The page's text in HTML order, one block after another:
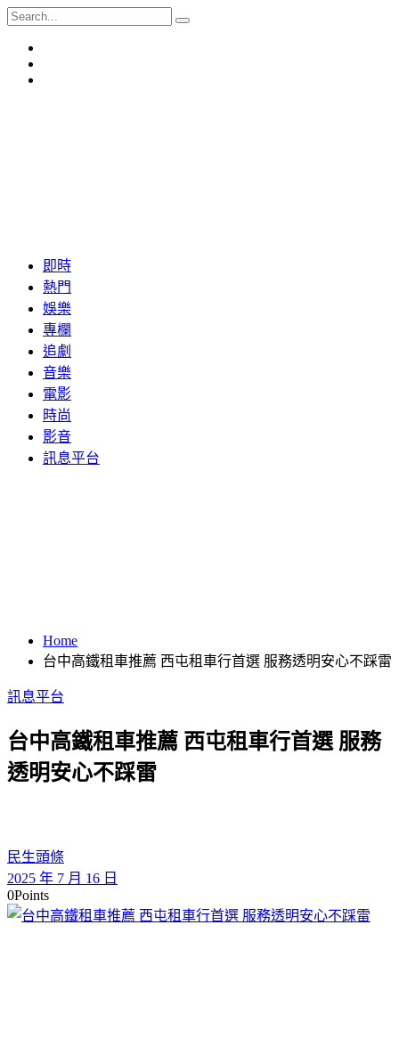
即時
熱門
娛樂
專欄
追劇
音樂
電影
時尚
影音
訊息平台
Home
台中高鐵租車推薦 西屯租車行首選 服務透明安心不踩雷
訊息平台
台中高鐵租車推薦 西屯租車行首選 服務
透明安心不踩雷
民生頭條
2025 年 7 月 16 日
0Points